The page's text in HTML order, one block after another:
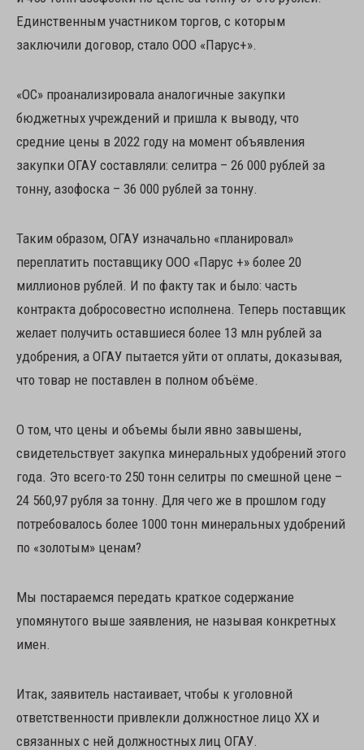
Единственным участником торгов, с которым
заключили договор, стало ООО «Парус+».
«ОС» проанализировала аналогичные закупки
бюджетных учреждений и пришла к выводу, что
средние цены в 2022 году на момент объявления
закупки ОГАУ составляли: селитра – 26 000 рублей за
тонну, азофоска – 36 000 рублей за тонну.
Таким образом, ОГАУ изначально «планировал»
переплатить поставщику ООО «Парус +» более 20
миллионов рублей. И по факту так и было: часть
контракта добросовестно исполнена. Теперь поставщик
желает получить оставшиеся более 13 млн рублей за
удобрения, а ОГАУ пытается уйти от оплаты, доказывая,
что товар не поставлен в полном объёме.
О том, что цены и объемы были явно завышены,
свидетельствует закупка минеральных удобрений этого
года. Это всего-то 250 тонн селитры по смешной цене –
24 560,97 рубля за тонну. Для чего же в прошлом году
потребовалось более 1000 тонн минеральных удобрений
по «золотым» ценам?
Мы постараемся передать краткое содержание
упомянутого выше заявления, не называя конкретных
имен.
Итак, заявитель настаивает, чтобы к уголовной
ответственности привлекли должностное лицо ХХ и
связанных с ней должностных лиц ОГАУ.